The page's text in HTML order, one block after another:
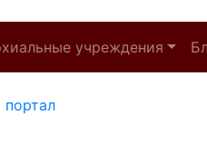
учреждения
портал